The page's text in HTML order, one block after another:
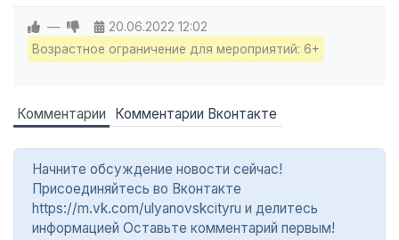
— 20.06.2022 12:02
Возрастное ограничение для мероприятий: 6+
Комментарии Комментарии Вконтакте
Начните обсуждение новости сейчас!
Присоединяйтесь во Вконтакте
https://m.vk.com/ulyanovskcityru и делитесь
информацией Оставьте комментарий первым!